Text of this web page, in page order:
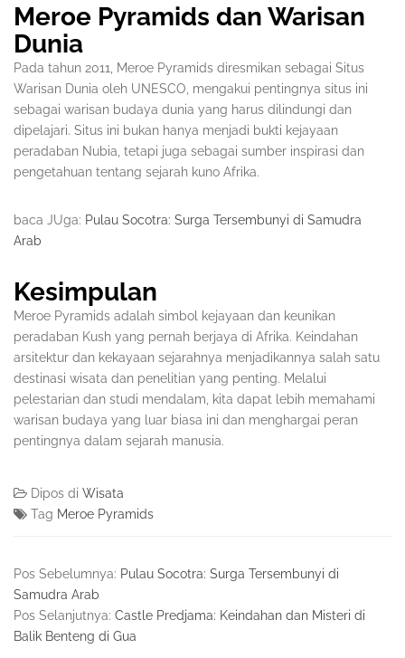
Meroe Pyramids dan Warisan
Dunia
Pada tahun 2011, Meroe Pyramids diresmikan sebagai Situs
Warisan Dunia oleh UNESCO, mengakui pentingnya situs ini
sebagai warisan budaya dunia yang harus dilindungi dan
dipelajari. Situs ini bukan hanya menjadi bukti kejayaan
peradaban Nubia, tetapi juga sebagai sumber inspirasi dan
pengetahuan tentang sejarah kuno Afrika.
baca JUga: Pulau Socotra: Surga Tersembunyi di Samudra
Arab
Kesimpulan
Meroe Pyramids adalah simbol kejayaan dan keunikan
peradaban Kush yang pernah berjaya di Afrika. Keindahan
arsitektur dan kekayaan sejarahnya menjadikannya salah satu
destinasi wisata dan penelitian yang penting. Melalui
pelestarian dan studi mendalam, kita dapat lebih memahami
warisan budaya yang luar biasa ini dan menghargai peran
pentingnya dalam sejarah manusia.
Dipos di Wisata
Tag Meroe Pyramids
Pos Sebelumnya: Pulau Socotra: Surga Tersembunyi di
Samudra Arab
Pos Selanjutnya: Castle Predjama: Keindahan dan Misteri di
Balik Benteng di Gua